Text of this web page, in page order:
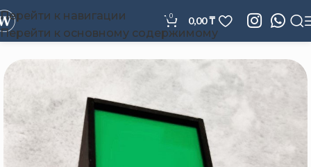
Перейти к навигации
Перейти к основному содержимому
0 0,00₸